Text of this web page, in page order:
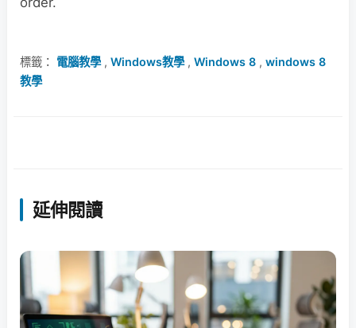
標籤： 電腦教學, Windows教學, Windows 8 , windows 8
教學
延伸閱讀